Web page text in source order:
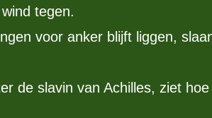
tegen.
voor anker blijft liggen,
de slavin van Achilles, ziet